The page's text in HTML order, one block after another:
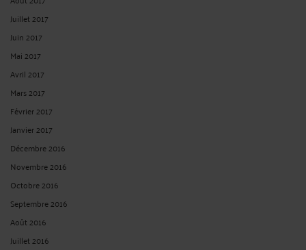
Juillet 2017
Juin 2017
Mai 2017
Avril 2017
Mars 2017
Février 2017
Janvier 2017
Décembre 2016
Novembre 2016
Octobre 2016
Septembre 2016
Août 2016
Juillet 2016